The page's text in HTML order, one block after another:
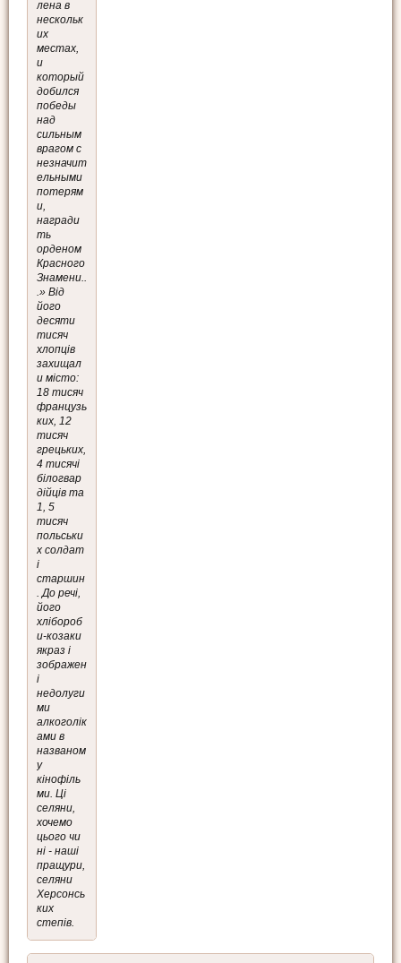
лена в
нескольк
их
местах,
и
который
добился
победы
над
сильным
врагом с
незначит
ельными
потерям
и,
награди
ть
орденом
Красного
Знамени..
.» Від
його
десяти
тисяч
хлопців
захищал
и місто:
18 тисяч
французь
ких, 12
тисяч
грецьких,
4 тисячі
білогвар
дійців та
1, 5
тисяч
польськи
х солдат
і
старшин
. До речі,
його
хлібороб
и-козаки
якраз і
зображен
і
недолуги
ми
алкоголік
ами в
названом
у
кінофіль
ми. Ці
селяни,
хочемо
цього чи
ні - наші
пращури,
селяни
Херсонсь
ких
степів.